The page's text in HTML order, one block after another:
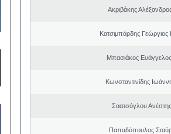
Ακριβάκης
Κατσιμπάρδης Γεώργιος
Μπασιάκος
Κωνσταντινίδης
Σαατσόγλου
Παπαδόπουλος